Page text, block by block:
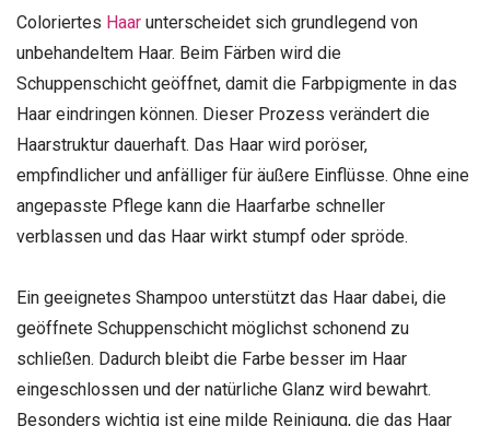
Coloriertes Haar unterscheidet sich grundlegend von
unbehandeltem Haar. Beim Färben wird die
Schuppenschicht geöffnet, damit die Farbpigmente in das
Haar eindringen können. Dieser Prozess verändert die
Haarstruktur dauerhaft. Das Haar wird poröser,
empfindlicher und anfälliger für äußere Einflüsse. Ohne eine
angepasste Pflege kann die Haarfarbe schneller
verblassen und das Haar wirkt stumpf oder spröde.
Ein geeignetes Shampoo unterstützt das Haar dabei, die
geöffnete Schuppenschicht möglichst schonend zu
schließen. Dadurch bleibt die Farbe besser im Haar
eingeschlossen und der natürliche Glanz wird bewahrt.
Besonders wichtig ist eine milde Reinigung, die das Haar